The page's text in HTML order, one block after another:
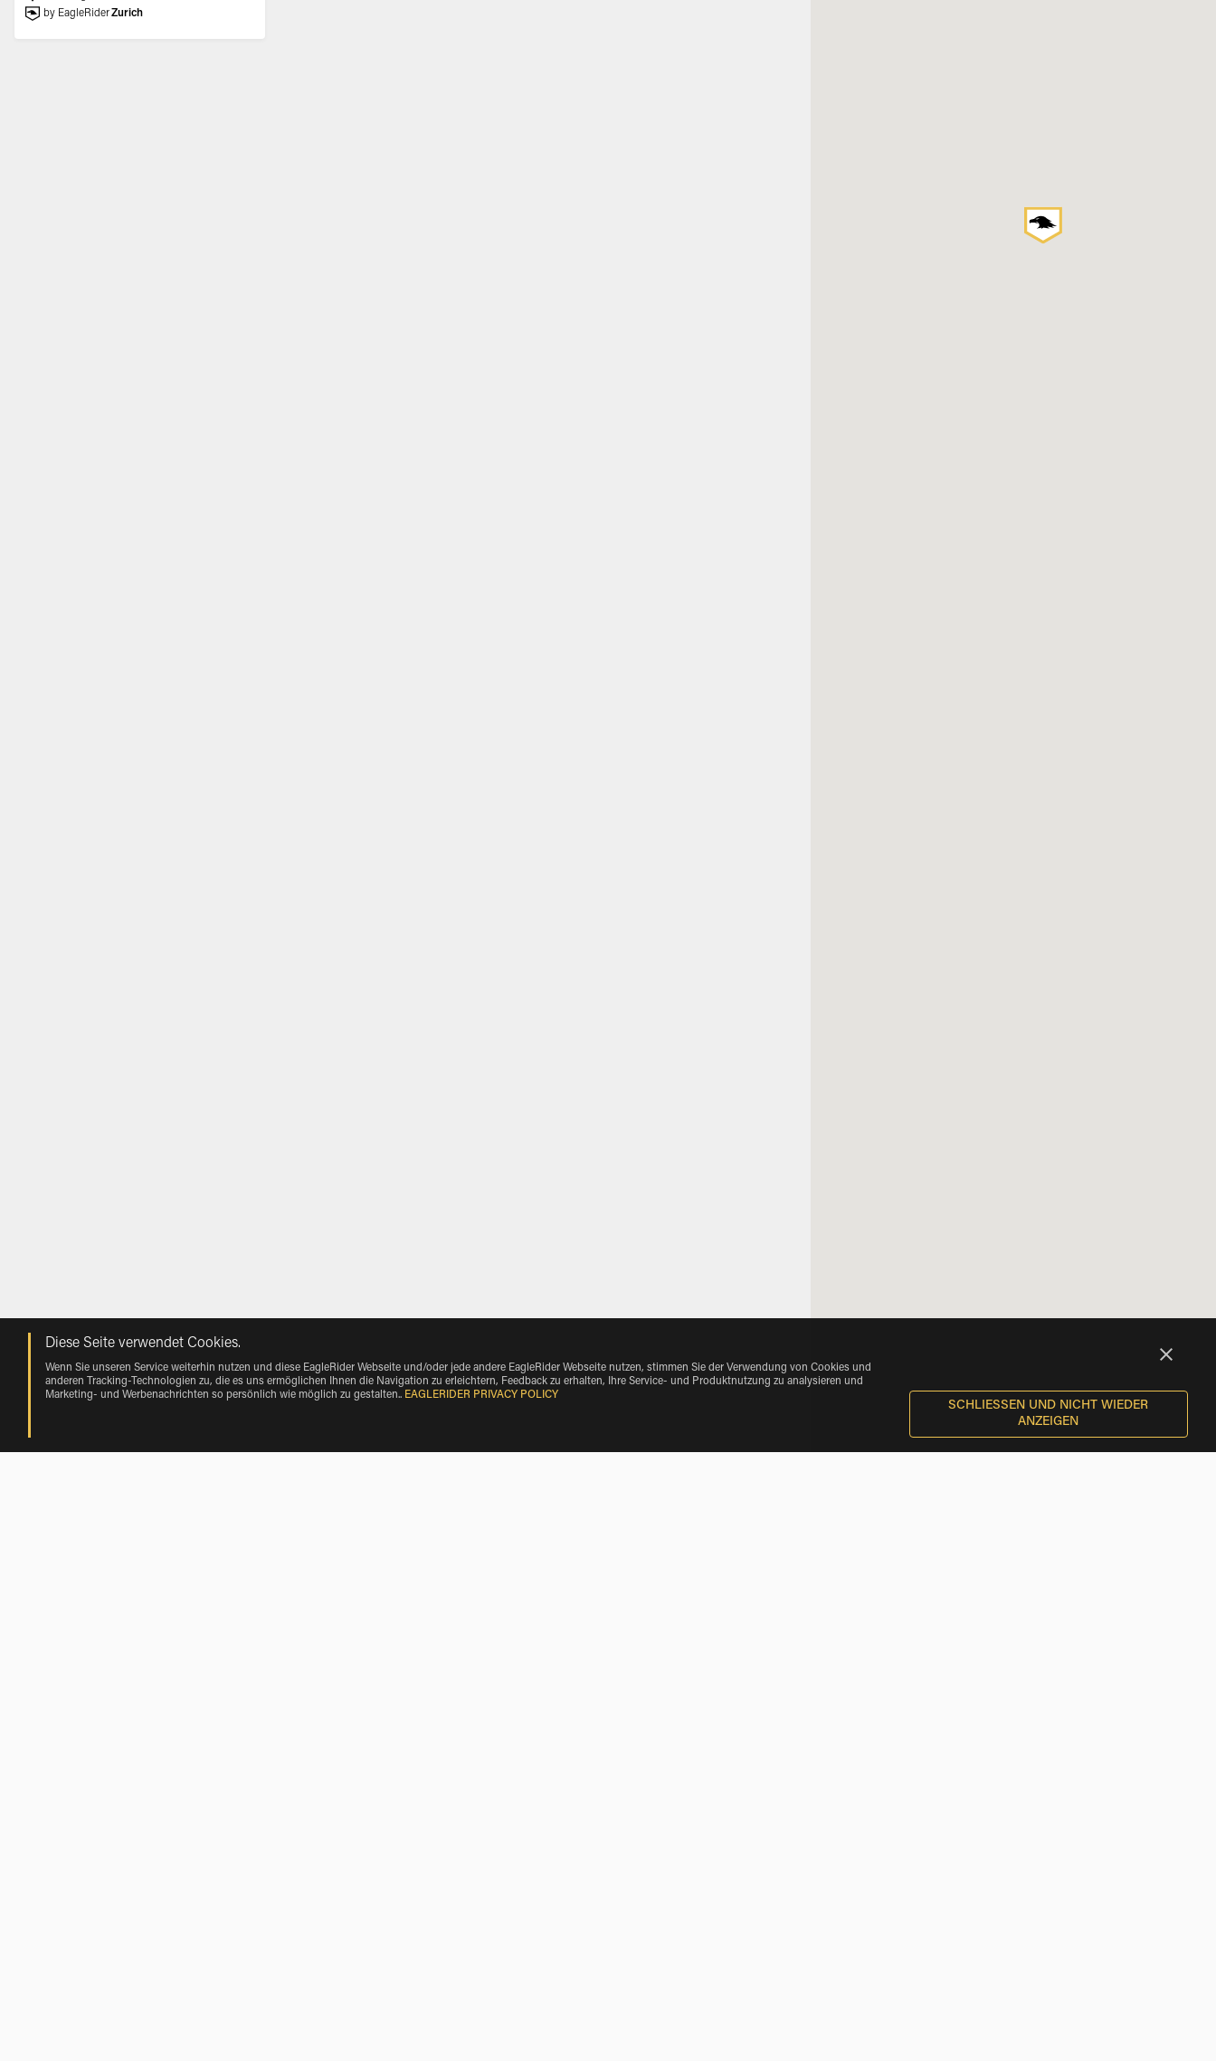
by EagleRiderZurich
Diese Seite verwendet Cookies.
Wenn Sie unseren Service weiterhin nutzen und diese EagleRider Webseite und/oder jede andere EagleRider Webseite nutzen, stimmen Sie der Verwendung von Cookies und
anderen Tracking-Technologien zu, die es uns ermöglichen Ihnen die Navigation zu erleichtern, Feedback zu erhalten, Ihre Service- und Produktnutzung zu analysieren und
Marketing- und Werbenachrichten so persönlich wie möglich zu gestalten.. EAGLERIDER PRIVACY POLICY
SCHLIESSEN UND NICHT WIEDER A
NZEIGEN